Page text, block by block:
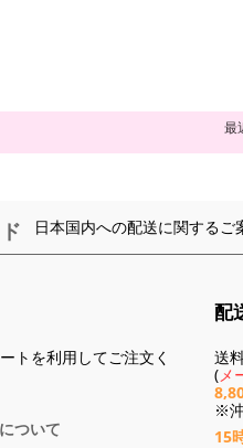
最
日本国内への配送に関するご
トを利用してご注文く
ついて
配
送
(メ
※
15